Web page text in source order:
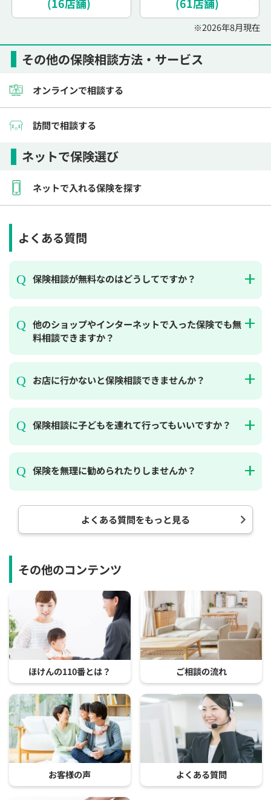
その他の保険相談方法・サービス
オンラインで相談する
訪問で相談する
ネットで保険選び
ネットで入れる保険を探す
※2026年8月現在
よくある質問
保険相談が無料なのはどうしてですか？
他のショップやインターネットで入った保険でも無
料相談できますか？
お店に行かないと保険相談できませんか？
保険相談に子どもを連れて行ってもいいですか？
保険を無理に勧められたりしませんか？
よくある質問をもっと見る
その他のコンテンツ
ほけんの110番とは？ ご相談の流れ
お客様の声 よくある質問